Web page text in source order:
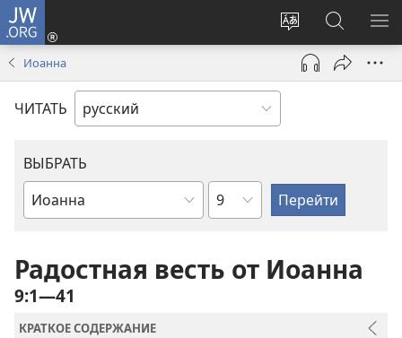
JW.ORG
Изменить
язык
сайта
Войти
(открывается
новом
окне)
Поиск
по
jw.org
Иоанна
ЧИТАТЬ
ВЫБРАТЬ
по
Библии
по
главам
Радостная весть от Иоанна
9:1—41
КРАТКОЕ СОДЕРЖАНИЕ